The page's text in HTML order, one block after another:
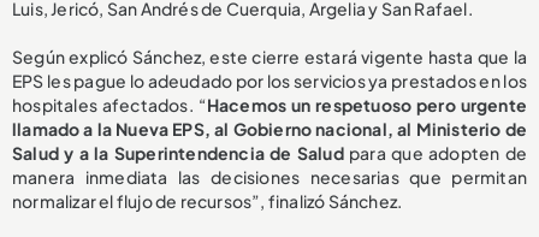
Luis, Jericó, San Andrés de Cuerquia, Argelia y San Rafael.
Según explicó Sánchez, este cierre estará vigente hasta que la
EPS les pague lo adeudado por los servicios ya prestados en los
hospitales afectados. “Hacemos un respetuoso pero urgente
llamado a la Nueva EPS, al Gobierno nacional, al Ministerio de
Salud y a la Superintendencia de Salud para que adopten de
manera inmediata las decisiones necesarias que permitan
normalizar el flujo de recursos”, finalizó Sánchez.